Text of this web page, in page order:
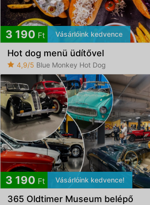
3 190 Ft Vásárlóink kedvence
Hot dog menü üdítővel
4,9/5 Blue Monkey Hot Dog
3 190 Ft Vásárlóink kedvence!
365 Oldtimer Museum belépő